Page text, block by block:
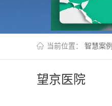
当前位置： 智慧案例
望京医院